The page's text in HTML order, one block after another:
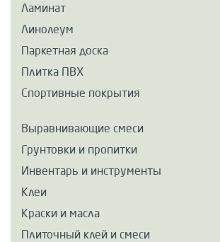
Ламинат
Линолеум
Паркетная доска
Плитка ПВХ
Спортивные покрытия
Выравнивающие смеси
Грунтовки и пропитки
Инвентарь и инструменты
Клеи
Краски и масла
Плиточный клей и смеси